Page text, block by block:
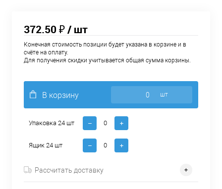
372.50 ₽/ шт
Конечная стоимость позиции будет указана в корзине и в
счёте на оплату.
Для получения скидки учитывается общая сумма корзины.
В корзину шт
Упаковка 24 шт
Ящик 24 шт
Рассчитать доставку